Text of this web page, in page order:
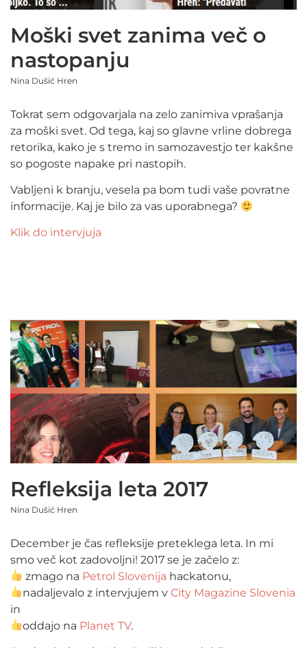
Moški svet zanima več o
nastopanju
Nina Dušić Hren
Tokrat sem odgovarjala na zelo zanimiva vprašanja
za moški svet. Od tega, kaj so glavne vrline dobrega
retorika, kako je s tremo in samozavestjo ter kakšne
so pogoste napake pri nastopih.
Vabljeni k branju, vesela pa bom tudi vaše povratne
informacije. Kaj je bilo za vas uporabnega?
Klik do intervjuja
Refleksija leta 2017
Nina Dušić Hren
December je čas refleksije preteklega leta. In mi
smo več kot zadovoljni! 2017 se je začelo z:
zmago na Petrol Slovenija hackatonu,
nadaljevalo z intervjujem vCity Magazine Slovenia
in
oddajo na Planet TV.